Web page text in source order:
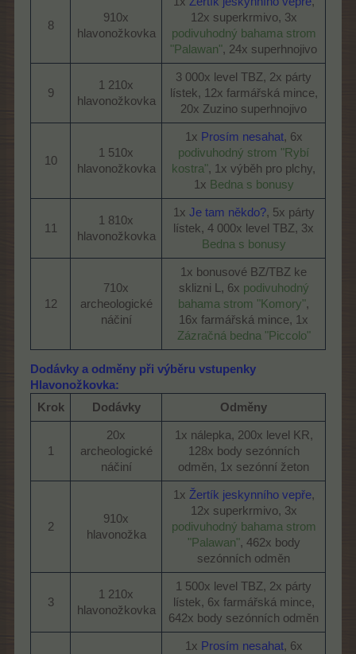
8​
910x
hlavonožkovka​
12x superkrmivo, 3x
podivuhodný bahama strom
"Palawan", 24x superhnojivo​
9​
1 210x
hlavonožkovka​
3 000x level TBZ, 2x párty
lístek, 12x farmářská mince,
20x Zuzino superhnojivo​
10​
1 510x
hlavonožkovka​
1x Prosím nesahat, 6x
podivuhodný strom "Rybí
kostra", 1x výběh pro plchy,
1x Bedna s bonusy
11​
1 810x
hlavonožkovka​
1x Je tam někdo?, 5x párty
lístek, 4 000x level TBZ, 3x
Bedna s bonusy
12​
710x
archeologické
náčiní​
1x bonusové BZ/TBZ ke
sklizni L, 6x podivuhodný
bahama strom "Komory",
16x farmářská mince, 1x
Zázračná bedna "Piccolo"
Dodávky a odměny při výběru vstupenky
Hlavonožkovka:
Krok
Dodávky Odměny
1​
20x
archeologické
náčiní​
1x nálepka, 200x level KR,
128x body sezónních
odměn, 1x sezónní žeton​
2​
910x
hlavonožka​
1x Žertík jeskynního vepře,
12x superkrmivo, 3x
podivuhodný bahama strom
"Palawan", 462x body
sezónních odměn​
3​
1 210x
hlavonožkovka​
1 500x level TBZ, 2x párty
lístek, 6x farmářská mince,
642x body sezónních odměn​
1x Prosím nesahat, 6x